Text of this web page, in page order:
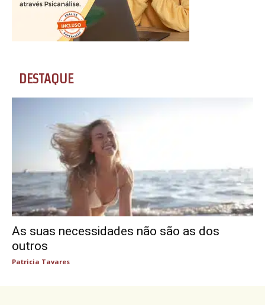
DESTAQUE
As suas necessidades não são as dos
outros
Patricia Tavares